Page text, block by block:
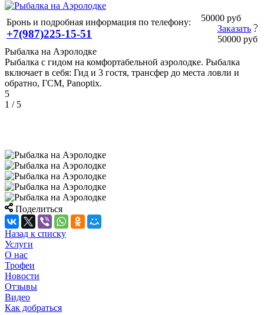
Бронь и подробная информация по телефону:
+7(987)225-15-51
50000 руб
Заказать
50000 руб
Рыбалка на Аэролодке
Рыбалка с гидом на комфортабельной аэролодке. Рыбалка
включает в себя: Гид и 3 гостя, трансфер до места ловли и
обратно, ГСМ, Panoptix.
5
1 / 5
Поделиться
Назад к списку
Услуги
О нас
Трофеи
Новости
Отзывы
Видео
Как добраться